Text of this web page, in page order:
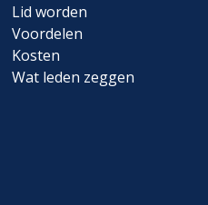
Lid worden
Voordelen
Kosten
Wat leden zeggen